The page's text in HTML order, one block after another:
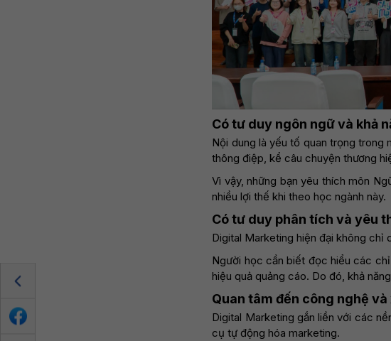
Có tư duy ngôn ngữ và khả
Nội dung là yếu tố quan trọng
thông điệp, kể câu chuyện thương
Vì vậy, những bạn yêu thích môn
nhiều lợi thế khi theo học ngành này.
Có tư duy phân tích và yêu
Digital Marketing hiện đại không chỉ
Người học cần biết đọc hiểu các
hiệu quả quảng cáo. Do đó, khả
Quan tâm đến công nghệ
Digital Marketing gắn liền với các
cụ tự động hóa marketing.